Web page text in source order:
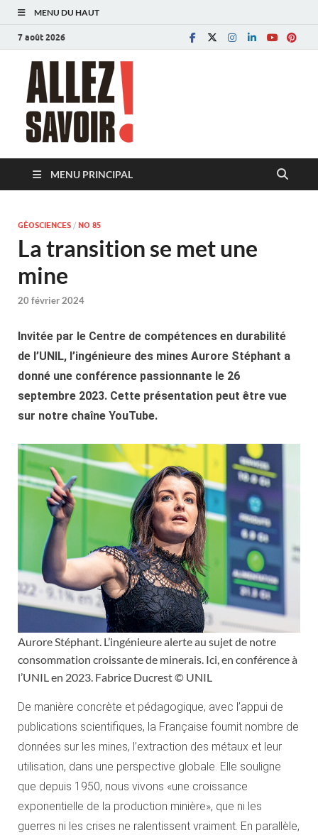
MENU DU HAUT
7 août 2026
MENU PRINCIPAL
GÉOSCIENCES / NO 85
La transition se met une
mine
20 février 2024
Invitée par le Centre de compétences en durabilité
de l’UNIL, l’ingénieure des mines Aurore Stéphant a
donné une conférence passionnante le 26
septembre 2023. Cette présentation peut être vue
sur notre chaîne YouTube.
Aurore Stéphant. L’ingénieure alerte au sujet de notre
consommation croissante de minerais. Ici, en conférence à
l’UNIL en 2023. Fabrice Ducrest © UNIL
De manière concrète et pédagogique, avec l’appui de
publications scientifiques, la Française fournit nombre de
données sur les mines, l’extraction des métaux et leur
utilisation, dans une perspective globale. Elle souligne
que depuis 1950, nous vivons «une croissance
exponentielle de la production minière», que ni les
guerres ni les crises ne ralentissent vraiment. En parallèle,